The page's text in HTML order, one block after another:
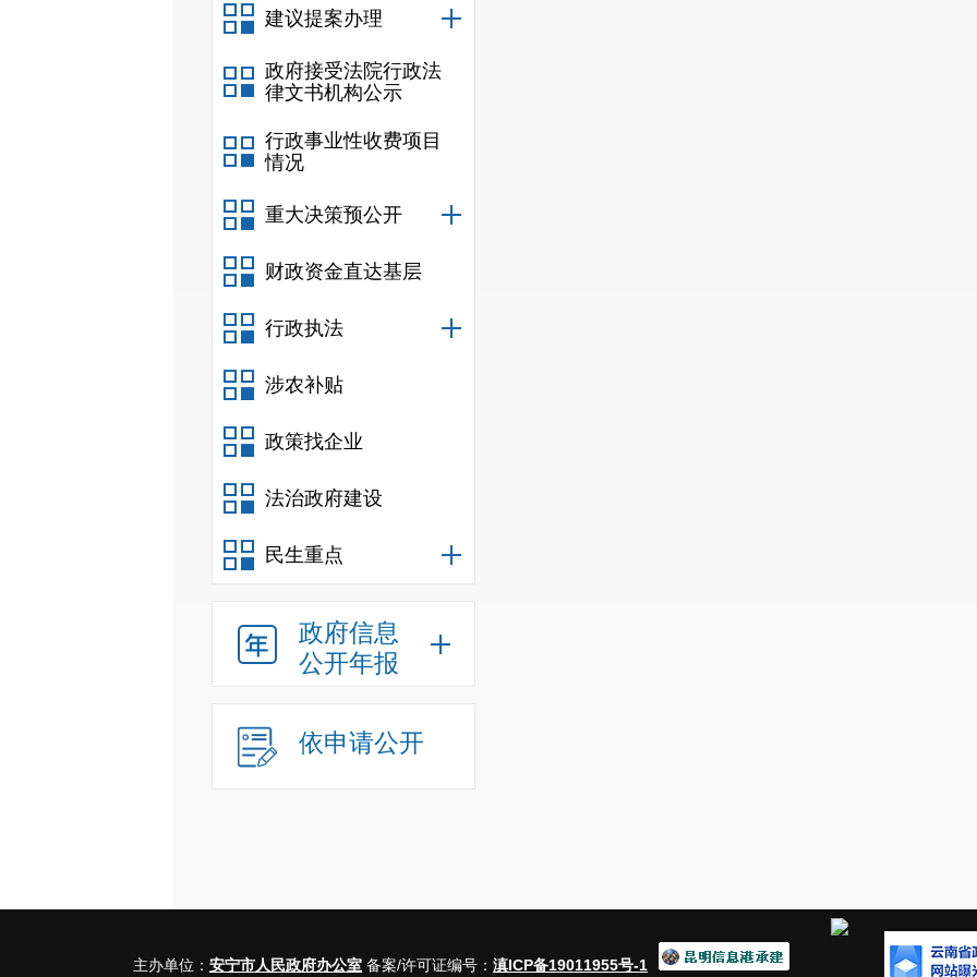
建议提案办理
政府接受法院行政法
律文书机构公示
行政事业性收费项目
情况
重大决策预公开
财政资金直达基层
行政执法
涉农补贴
政策找企业
法治政府建设
民生重点
政府信息
公开年报
依申请公开
主办单位： 安宁市人民政府办公室 备案/许可证编号： 滇ICP备19011955号-1